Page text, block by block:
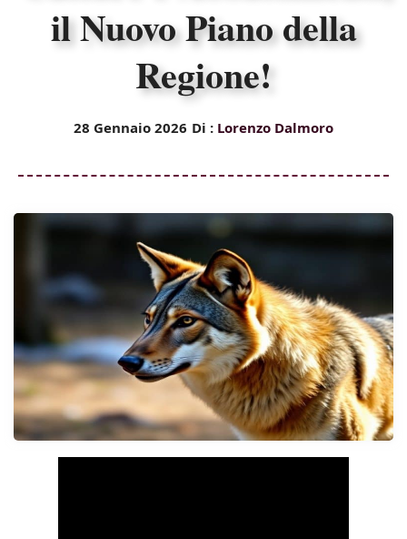
il Nuovo Piano della
Regione!
28 Gennaio 2026 Di : Lorenzo Dalmoro